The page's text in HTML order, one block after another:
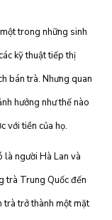
trong những sinh
kỹ thuật tiếp thị
bán trà. Nhưng quan
hưởng như thế nào
với tiền của họ.
là người Hà Lan và
trà Trung Quốc đến
trà trở thành một mặt